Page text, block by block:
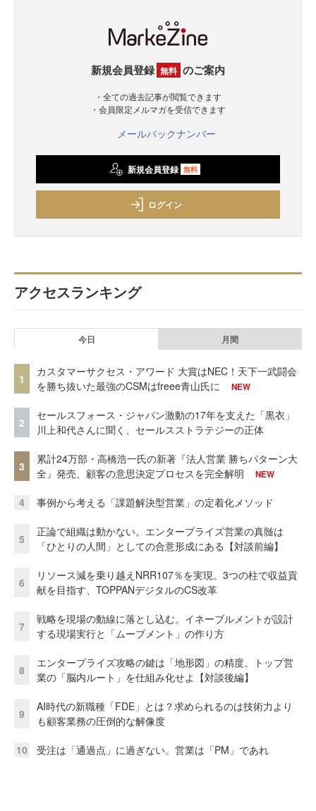
新規会員登録 無料 のご案内
・全ての過去記事が閲覧できます
・会員限定メルマガを受信できます
メールバックナンバー
新規会員登録 無料
ログイン
アクセスランキング
今日 月間
1
カスタマーサクセス・アワード 大賞はNEC！天下一武闘会
を勝ち抜いた最強のCSMはfreee青山氏に
NEW
2
セールスフォース・ジャパン激動の17年を支えた「黒衣」
川上和代さんに聞く、セールスストラテジーの正体
3
累計24万部・高橋浩一氏の新著『法人営業 勝ちパターン大
全』発売、顧客の意思決定プロセスを完全解明
NEW
4 事例から考える「課題解決型営業」の定着化メソッド
5
正論で組織は動かない。エンタープライズ営業の真髄は
「ひとりの人間」としての合意形成にある【対談前編】
6
リソース減を乗り越えNRR107％を実現。3つの柱で収益貢
献を目指す、TOPPANデジタルのCS改革
7
戦略を現場の動線に落とし込む。イネーブルメントが設計
する現場実行と「ムーブメント」の作り方
8
エンタープライズ攻略の鍵は「地形図」の精度。トップ営
業の「脳内ルート」を仕組み化せよ【対談後編】
9
AI時代の新職種「FDE」とは？求められるのは技術力より
も顧客業務の圧倒的な解像度
10 受注は「通過点」に過ぎない。営業は「PM」であれ